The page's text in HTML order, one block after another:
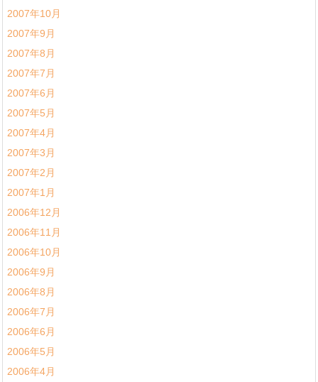
2007年10月
2007年9月
2007年8月
2007年7月
2007年6月
2007年5月
2007年4月
2007年3月
2007年2月
2007年1月
2006年12月
2006年11月
2006年10月
2006年9月
2006年8月
2006年7月
2006年6月
2006年5月
2006年4月